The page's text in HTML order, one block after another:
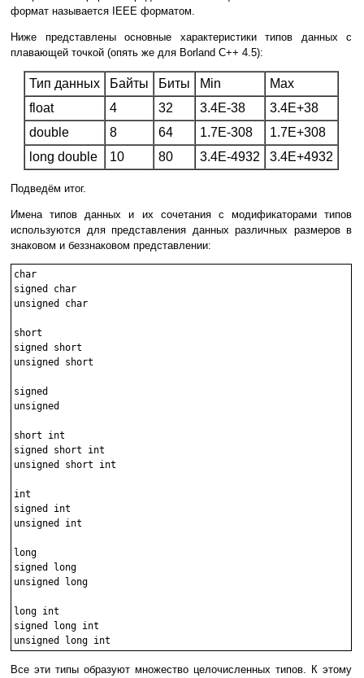
формат называется IEEE форматом.
Ниже представлены основные характеристики типов данных с
плавающей точкой (опять же для Borland C++ 4.5):
Тип данных Байты Биты Min
Max
float
4 32 3.4E-38
3.4E+38
double
8 64 1.7E-308
1.7E+308
long double
10 80 3.4E-4932 3.4E+4932
Подведём итог.
Имена типов данных и их сочетания с модификаторами типов
используются для представления данных различных размеров в
знаковом и беззнаковом представлении:
char
signed char
unsigned char
short
signed short
unsigned short
signed
unsigned
short int
signed short int
unsigned short int
int
signed int
unsigned int
long
signed long
unsigned long
long int
signed long int
Все эти типы образуют множество целочисленных типов. К этому